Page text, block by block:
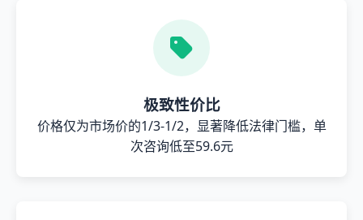
极致性价比
价格仅为市场价的1/3-1/2，显著降低法律门槛，单
次咨询低至59.6元